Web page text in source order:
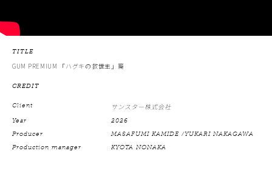
TITLE
GUM PREMIUM 「ハグキの救世主」篇
CREDIT
Client
サンスター株式会社
Year
2026
Producer
MASAFUMI KAMIDE /YUKARI NAKAGAWA
Production manager
KYOTA NONAKA